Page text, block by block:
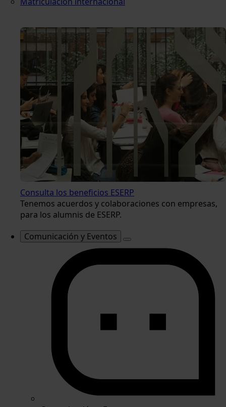
Consulta los beneficios ESERP
Tenemos acuerdos y colaboraciones con empresas,
para los alumnis de ESERP.
Comunicación y Eventos